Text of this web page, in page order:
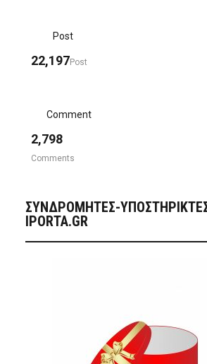
Post
22,197Post
Comment
2,798
Comments
ΣΥΝΔΡΟΜΗΤΈΣ-
IPORTA.GR